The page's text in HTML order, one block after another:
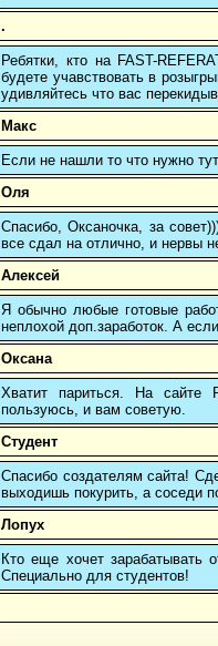
.
Ребятки, кто на FAST-
будете учавствовать в
удивляйтесь что вас
Макс
Если не нашли то что нужно
Оля
Спасибо, Оксаночка, за
все сдал на отлично, и нервы
Алексей
Я обычно любые готовые
неплохой доп.заработок. А
Оксана
Хватит париться. На
пользуюсь, и вам советую.
Студент
Спасибо создателям сайта!
выходишь покурить, а соседи
Лопух
Кто еще хочет зарабатывать
Cпециально для студентов!